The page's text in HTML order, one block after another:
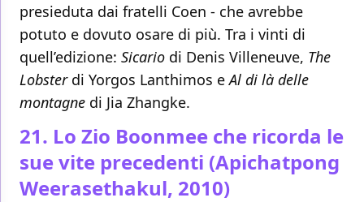
presieduta dai fratelli Coen - che avrebbe
potuto e dovuto osare di più. Tra i vinti di
quell’edizione: Sicario di Denis Villeneuve, The
Lobsterdi Yorgos Lanthimos eAl di là delle
montagne di Jia Zhangke.
21. Lo Zio Boonmee che ricorda le
sue vite precedenti (Apichatpong
Weerasethakul, 2010)